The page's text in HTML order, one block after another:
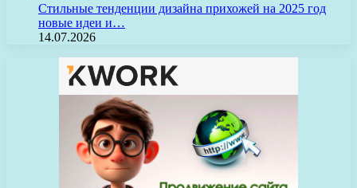
Стильные тенденции дизайна прихожей на 2025 год
новые идеи и…
14.07.2026